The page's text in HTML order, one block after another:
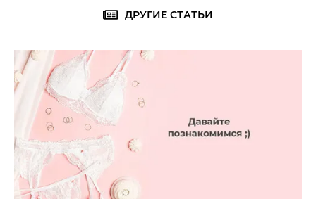
ДРУГИЕ СТАТЬИ